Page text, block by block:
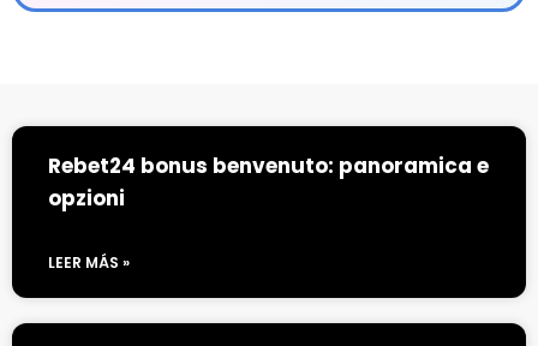
Rebet24 bonus benvenuto: panoramica e
opzioni
LEER MÁS »